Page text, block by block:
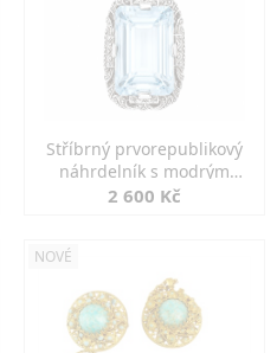
Stříbrný prvorepublikový
náhrdelník s modrým
spinelem
2 600 Kč
NOVÉ